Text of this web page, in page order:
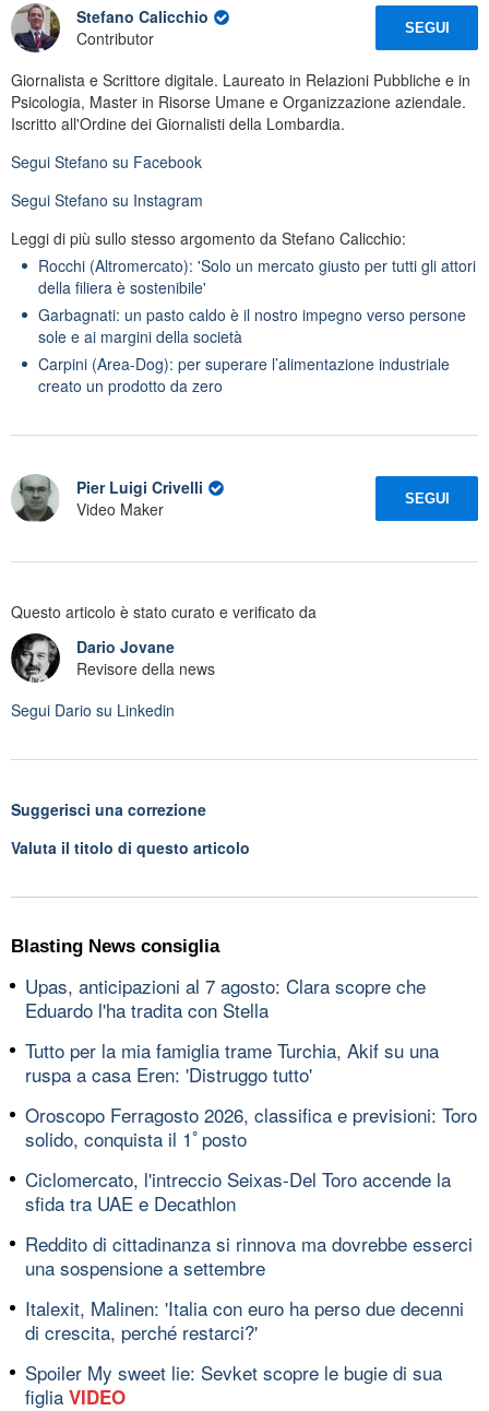
Stefano Calicchio
Contributor
SEGUI
Giornalista e Scrittore digitale. Laureato in Relazioni Pubbliche e in
Psicologia, Master in Risorse Umane e Organizzazione aziendale.
Iscritto all'Ordine dei Giornalisti della Lombardia.
Segui Stefano su Facebook
Segui Stefano su Instagram
Leggi di più sullo stesso argomento da Stefano Calicchio:
Rocchi (Altromercato): 'Solo un mercato giusto per tutti gli attori
della filiera è sostenibile'
Garbagnati: un pasto caldo è il nostro impegno verso persone
sole e ai margini della società
Carpini (Area-Dog): per superare l’alimentazione industriale
creato un prodotto da zero
Pier Luigi Crivelli
Video Maker
SEGUI
Questo articolo è stato curato e verificato da
Dario Jovane
Revisore della news
Segui Dario su Linkedin
Suggerisci una correzione
Valuta il titolo di questo articolo
Blasting News consiglia
Upas, anticipazioni al 7 agosto: Clara scopre che
Eduardo l'ha tradita con Stella
Tutto per la mia famiglia trame Turchia, Akif su una
ruspa a casa Eren: 'Distruggo tutto'
Oroscopo Ferragosto 2026, classifica e previsioni: Toro
solido, conquista il 1ﾟposto
Ciclomercato, l'intreccio Seixas-Del Toro accende la
sfida tra UAE e Decathlon
Reddito di cittadinanza si rinnova ma dovrebbe esserci
una sospensione a settembre
Italexit, Malinen: 'Italia con euro ha perso due decenni
di crescita, perché restarci?'
Spoiler My sweet lie: Sevket scopre le bugie di sua
figlia VIDEO